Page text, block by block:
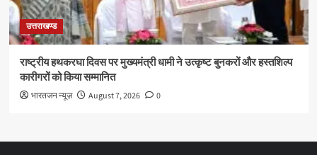
उत्तराखण्ड
राष्ट्रीय हथकरघा दिवस पर मुख्यमंत्री धामी ने उत्कृष्ट बुनकरों और हस्तशिल्प
कारीगरों को किया सम्मानित
भारतजन न्यूज़ August 7, 2026 0